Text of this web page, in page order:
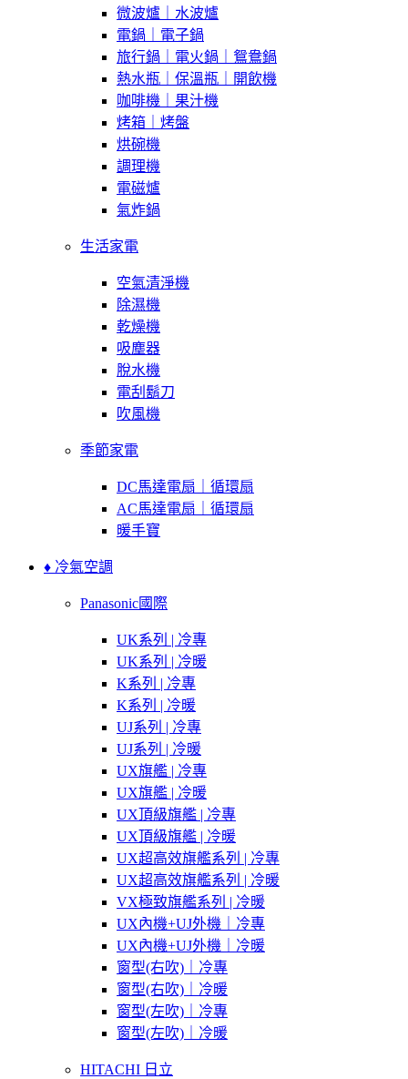
微波爐｜水波爐
電鍋｜電子鍋
旅行鍋｜電火鍋｜鴛鴦鍋
熱水瓶｜保溫瓶｜開飲機
咖啡機｜果汁機
烤箱｜烤盤
烘碗機
調理機
電磁爐
氣炸鍋
生活家電
空氣清淨機
除濕機
乾燥機
吸塵器
脫水機
電刮鬍刀
吹風機
季節家電
DC馬達電扇｜循環扇
AC馬達電扇｜循環扇
暖手寶
♦ 冷氣空調
Panasonic國際
UK系列 | 冷專
UK系列 | 冷暖
K系列 | 冷專
K系列 | 冷暖
UJ系列 | 冷專
UJ系列 | 冷暖
UX旗艦 | 冷專
UX旗艦 | 冷暖
UX頂級旗艦 | 冷專
UX頂級旗艦 | 冷暖
UX超高效旗艦系列 | 冷專
UX超高效旗艦系列 | 冷暖
VX極致旗艦系列 | 冷暖
UX內機+UJ外機｜冷專
UX內機+UJ外機｜冷暖
窗型(右吹)｜冷專
窗型(右吹)｜冷暖
窗型(左吹)｜冷專
窗型(左吹)｜冷暖
HITACHI 日立